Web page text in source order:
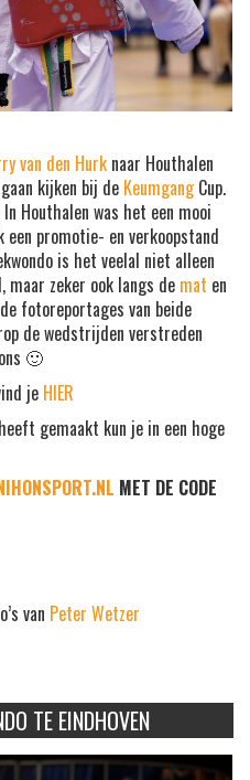
van den Hurk naar Houthalen
kijken bij de KeumgangCup.
Houthalen was het een mooi
een promotie- en verkoopstand
is het veelal niet alleen
maar zeker ook langs de mat en
fotoreportages van beide
de wedstrijden verstreden
🙂
je HIER
heeft gemaakt kun je in een hoge
MET DE CODE
van Peter Wetzer
TE EINDHOVEN